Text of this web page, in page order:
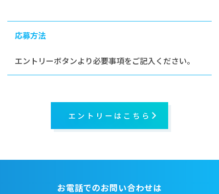
応募方法
エントリーボタンより必要事項をご記入ください。
エントリーはこちら
お電話でのお問い合わせは